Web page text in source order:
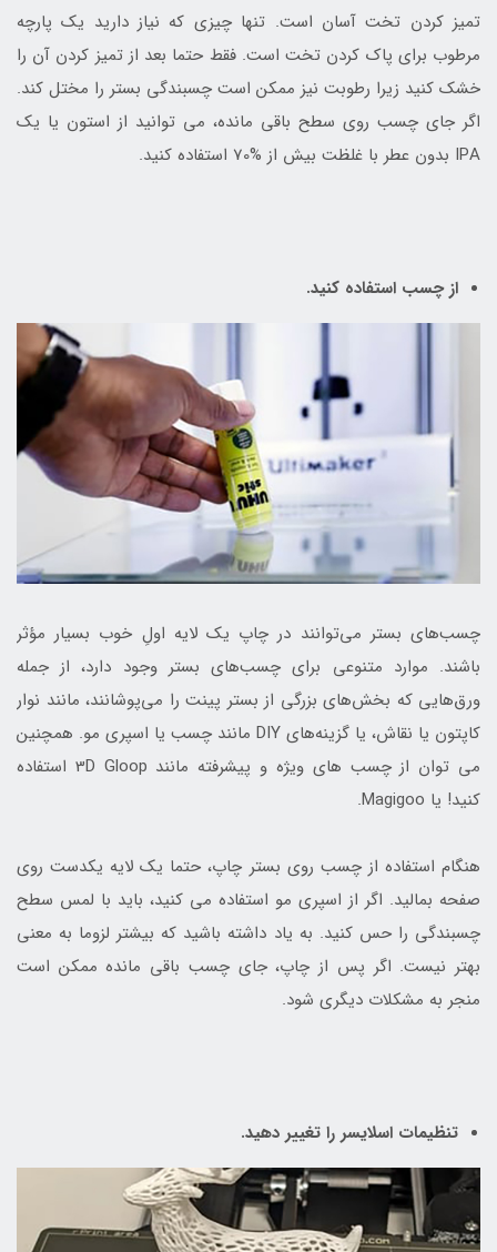
تمیز کردن تخت آسان است. تنها چیزی که نیاز دارید یک پارچه
مرطوب برای پاک کردن تخت است. فقط حتما بعد از تمیز کردن آن را
خشک کنید زیرا رطوبت نیز ممکن است چسبندگی بستر را مختل کند.
اگر جای چسب روی سطح باقی مانده، می توانید از استون یا یک
IPA بدون عطر با غلظت بیش از %70 استفاده کنید.
از چسب استفاده کنید.
چسب‌های بستر می‌توانند در چاپ یک لایه اولِ خوب بسیار مؤثر
باشند. موارد متنوعی برای چسب‌های بستر وجود دارد، از جمله
ورق‌هایی که بخش‌های بزرگی از بستر پینت را می‌پوشانند، مانند نوار
کاپتون یا نقاش، یا گزینه‌های DIY مانند چسب یا اسپری مو. همچنین
می توان از چسب های ویژه و پیشرفته مانند 3D Gloop استفاده
کنید! یا Magigoo.
هنگام استفاده از چسب روی بستر چاپ، حتما یک لایه یکدست روی
صفحه بمالید. اگر از اسپری مو استفاده می کنید، باید با لمس سطح
چسبندگی را حس کنید. به یاد داشته باشید که بیشتر لزوما به معنی
بهتر نیست. اگر پس از چاپ، جای چسب باقی مانده ممکن است
منجر به مشکلات دیگری شود.
تنظیمات اسلایسر را تغییر دهید.